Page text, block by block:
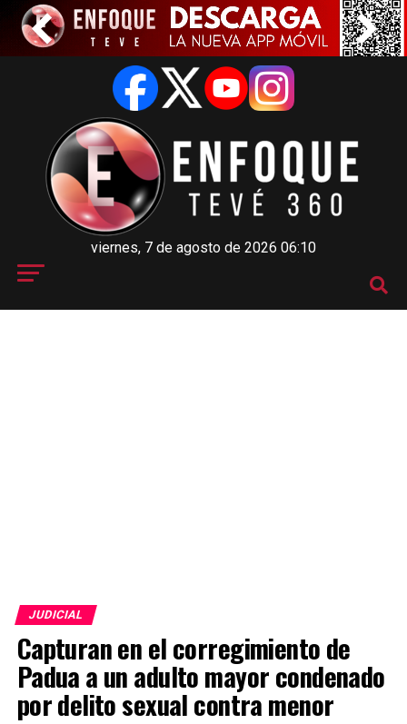
viernes, 7 de agosto de 2026 06:10
JUDICIAL
Capturan en el corregimiento de
Padua a un adulto mayor condenado
por delito sexual contra menor